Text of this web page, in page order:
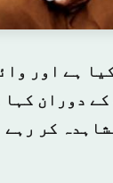
ہے اور
دوران کہا
کر رہے